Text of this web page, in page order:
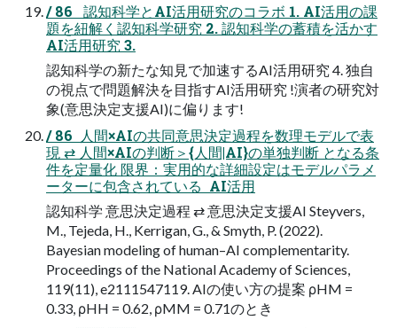
/ 86   認知科学とAI活用研究のコラボ 1. AI活用の課
題を紐解く認知科学研究 2. 認知科学の蓄積を活かす
AI活用研究 3.
認知科学の新たな知見で加速するAI活用研究 4. 独自
の視点で問題解決を目指すAI活用研究 !演者の研究対
象(意思決定支援AI)に偏ります!
/ 86  人間×AIの共同意思決定過程を数理モデルで表
現 ⇄ 人間×AIの判断＞{人間|AI}の単独判断 となる条
件を定量化 限界：実用的な詳細設定はモデルパラメ
ーターに包含されている  AI活用
認知科学 意思決定過程 ⇄ 意思決定支援AI Steyvers,
M., Tejeda, H., Kerrigan, G., & Smyth, P. (2022).
Bayesian modeling of human–AI complementarity.
Proceedings of the National Academy of Sciences,
119(11), e2111547119. AIの使い方の提案 ρHM =
0.33, ρHH = 0.62, ρMM = 0.71のとき